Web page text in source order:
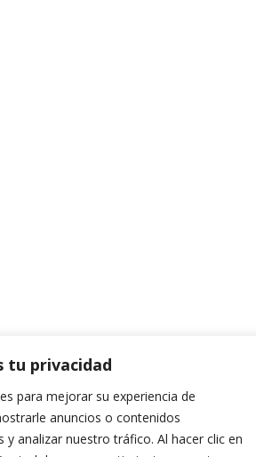
tu privacidad
para mejorar su experiencia de
anuncios o contenidos
y analizar nuestro tráfico. Al hacer clic en